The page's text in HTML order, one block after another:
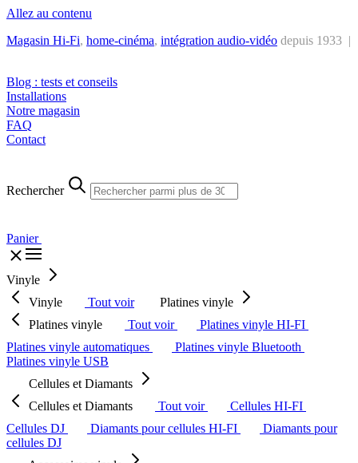
Allez au contenu
Magasin Hi-Fi, home-cinéma, intégration audio-vidéo depuis 1933 |
Blog : tests et conseils
Installations
Notre magasin
FAQ
Contact
Rechercher
Panier
Vinyle
Vinyle
Tout voir
Platines vinyle
Platines vinyle
Tout voir
Platines vinyle HI-FI
Platines vinyle automatiques
Platines vinyle Bluetooth
Platines vinyle USB
Cellules et Diamants
Cellules et Diamants
Tout voir
Cellules HI-FI
Cellules DJ
Diamants pour cellules HI-FI
Diamants pour
cellules DJ